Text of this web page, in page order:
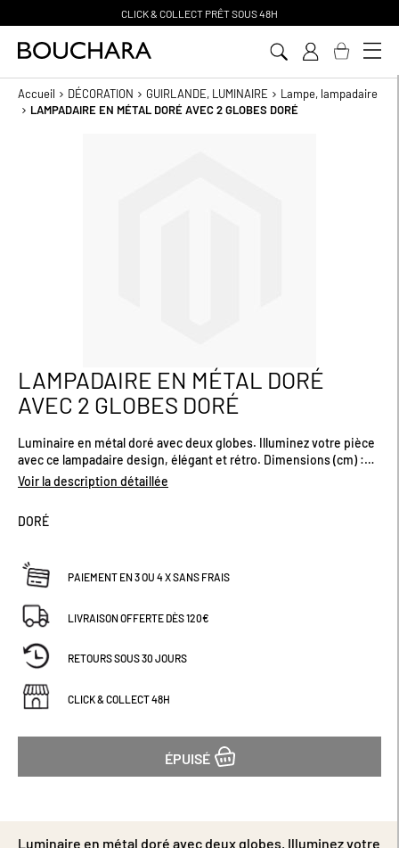
CLICK & COLLECT PRÊT SOUS 48H
Accueil DÉCORATION GUIRLANDE, LUMINAIRE
Lampe, lampadaire
LAMPADAIRE EN MÉTAL DORÉ AVEC 2 GLOBES DORÉ
Passer
au
début
la
Galerie
d’images
LAMPADAIRE EN MÉTAL DORÉ
AVEC 2 GLOBES DORÉ
Luminaire en métal doré avec deux globes. Illuminez votre pièce
avec ce lampadaire design, élégant et rétro. Dimensions (cm) :
L33 x P25 x H145
Voir la description détaillée
DORÉ
PAIEMENT EN 3 OU 4 X SANS FRAIS
LIVRAISON OFFERTE DÈS 120€
RETOURS SOUS 30 JOURS
CLICK & COLLECT 48H
ÉPUISÉ
Luminaire en métal doré avec deux globes. Illuminez votre